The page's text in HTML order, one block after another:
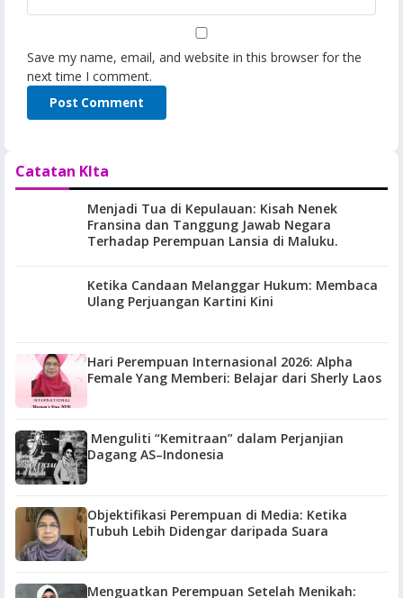
Save my name, email, and website in this browser for the
next time I comment.
Catatan KIta
Menjadi Tua di Kepulauan: Kisah Nenek
Fransina dan Tanggung Jawab Negara
Terhadap Perempuan Lansia di Maluku.
Ketika Candaan Melanggar Hukum: Membaca
Ulang Perjuangan Kartini Kini
Hari Perempuan Internasional 2026: Alpha
Female Yang Memberi: Belajar dari Sherly Laos
Menguliti “Kemitraan” dalam Perjanjian
Dagang AS–Indonesia
Objektifikasi Perempuan di Media: Ketika
Tubuh Lebih Didengar daripada Suara
Menguatkan Perempuan Setelah Menikah: